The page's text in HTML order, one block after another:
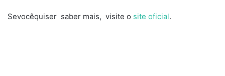
Sevocêquiser saber mais, visite o site oficial.